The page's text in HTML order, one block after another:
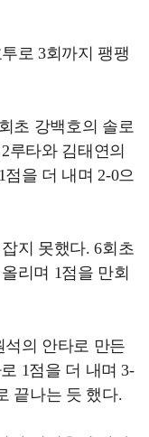
로 3회까지 팽팽
초 강백호의 솔로
루타와 김태연의
을 더 내며 2-0으
지 못했다. 6회초
리며 1점을 만회
의 안타로 만든
1점을 더 내며 3-
끝나는 듯 했다.